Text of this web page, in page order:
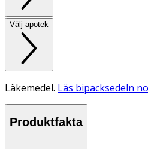
Välj apotek
Läkemedel. Läs bipacksedeln
Produktfakta